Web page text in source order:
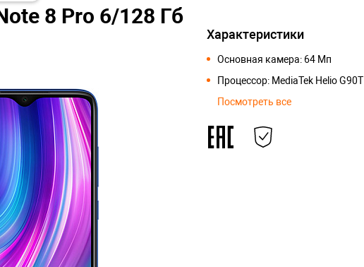
8 Pro 6/128 Гб
Характеристики
Основная камера: 64 Мп
Процессор: MediaTek Helio G90T
Посмотреть все